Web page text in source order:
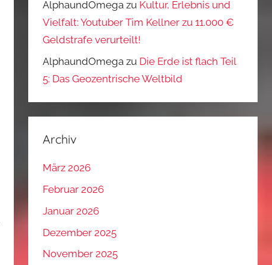
AlphaundOmega zu Kultur, Erlebnis und
Vielfalt: Youtuber Tim Kellner zu 11.000 €
Geldstrafe verurteilt!
AlphaundOmega zu Die Erde ist flach Teil
5: Das Geozentrische Weltbild
Archiv
März 2026
Februar 2026
Januar 2026
Dezember 2025
November 2025